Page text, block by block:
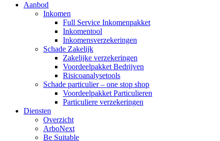
Aanbod
Inkomen
Full Service Inkomenpakket
Inkomentool
Inkomensverzekeringen
Schade Zakelijk
Zakelijke verzekeringen
Voordeelpakket Bedrijven
Risicoanalysetools
Schade particulier – one stop shop
Voordeelpakket Particulieren
Particuliere verzekeringen
Diensten
Overzicht
ArboNext
Be Suitable